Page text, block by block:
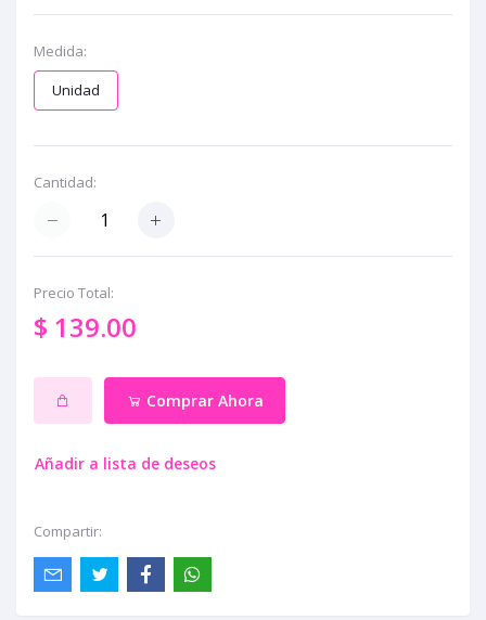
Medida:
Unidad
Cantidad:
Precio Total:
$ 139.00
Comprar Ahora
Añadir a lista de deseos
Compartir: